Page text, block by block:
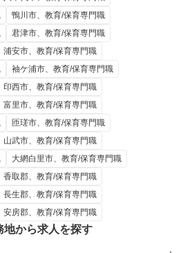
鴨川市、教育/保育専門職
君津市、教育/保育専門職
浦安市、教育/保育専門職
袖ケ浦市、教育/保育専門職
印西市、教育/保育専門職
富里市、教育/保育専門職
匝瑳市、教育/保育専門職
山武市、教育/保育専門職
大網白里市、教育/保育専門職
香取郡、教育/保育専門職
長生郡、教育/保育専門職
安房郡、教育/保育専門職
地から求人を探す